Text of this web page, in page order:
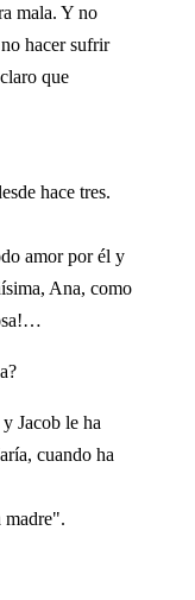
mala. Y no
hacer sufrir
que
hace tres.
amor por él y
Ana, como
Jacob le ha
cuando ha
madre".